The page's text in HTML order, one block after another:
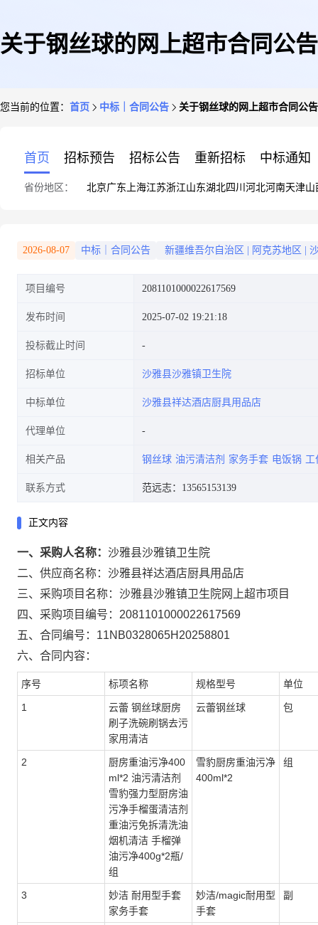
关于钢丝球的网上超市合同公告
您当前的位置： 首页 中标｜合同公告 关于钢丝球的网上超市合同公告
首页 招标预告 招标公告 重新招标 中标通知
省份地区： 北京广东 上海江苏浙江山东湖北四川 河北河南天津山
2026-08-07 中标｜合同公告 新疆维吾尔自治区 阿克苏地区
项目编号 2081101000022617569
发布时间 2025-07-02 19:21:18
投标截止时间
招标单位 沙雅县沙雅镇卫生院
中标单位 沙雅县祥达酒店厨具用品店
代理单位
相关产品 钢丝球 油污清洁剂 家务手套 电饭锅 工
联系方式 范远志：13565153139
正文内容
一、采购人名称： 沙雅县沙雅镇卫生院
二、供应商名称： 沙雅县祥达酒店厨具用品店
三、采购项目名称： 沙雅县沙雅镇卫生院网上超市项目
四、采购项目编号： 2081101000022617569
五、合同编号： 11NB0328065H20258801
六、合同内容：
序号 标项名称 规格型号 单位
1
云蕾 钢丝球厨房
刷子洗碗刷锅去污
家用清洁
云蕾钢丝球 包
2
厨房重油污净400
ml*2 油污清洁剂
雪豹强力型厨房油
污净手榴蛋清洁剂
重油污免拆清洗油
烟机清洁 手榴弹
油污净400g*2瓶/
组
雪豹厨房重油污净
400ml*2
组
3
妙洁 耐用型手套
家务手套
妙洁/magic耐用型
手套
副